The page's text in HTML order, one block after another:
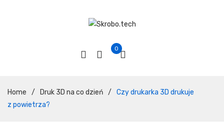
0
Home / Druk 3D na co dzień /
Czy drukarka 3D drukuje
z powietrza?